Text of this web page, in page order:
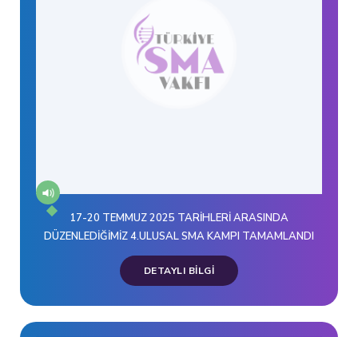
17-20 TEMMUZ 2025 TARİHLERİ ARASINDA
DÜZENLEDİĞİMİZ 4.ULUSAL SMA KAMPI TAMAMLANDI